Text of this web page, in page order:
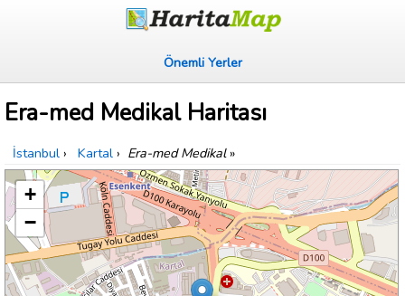
Önemli Yerler
Era-med Medikal Haritası
İstanbul › Kartal › Era-med Medikal»
+
−